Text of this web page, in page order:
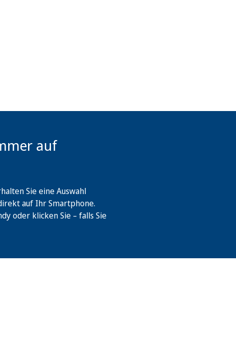
auf
Sie eine Auswahl
auf Ihr Smartphone.
oder klicken Sie – falls Sie